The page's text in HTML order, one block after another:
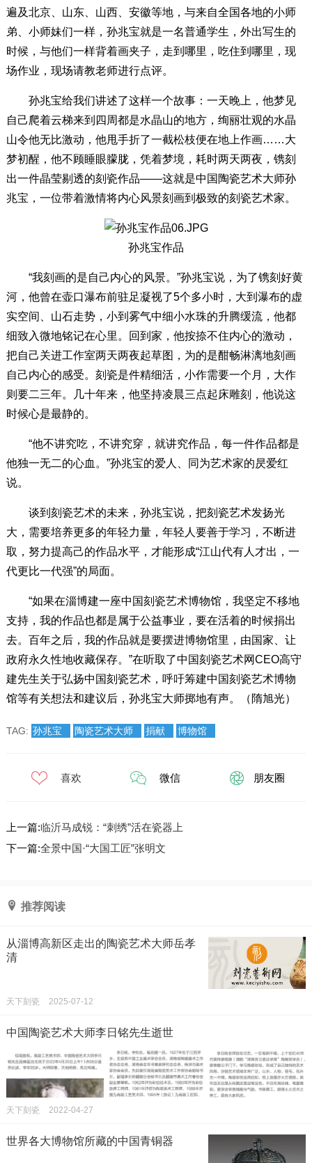
遍及北京、山东、山西、安徽等地，与来自全国各地的小师
弟、小师妹们一样，孙兆宝就是一名普通学生，外出写生的
时候，与他们一样背着画夹子，走到哪里，吃住到哪里，现
场作业，现场请教老师进行点评。
孙兆宝给我们讲述了这样一个故事：一天晚上，他梦见
自己爬着云梯来到四周都是水晶山的地方，绚丽壮观的水晶
山令他无比激动，他甩手折了一截松枝便在地上作画……大
梦初醒，他不顾睡眼朦胧，凭着梦境，耗时两天两夜，镌刻
出一件晶莹剔透的刻瓷作品——这就是中国陶瓷艺术大师孙
兆宝，一位带着激情将内心风景刻画到极致的刻瓷艺术家。
孙兆宝作品
“我刻画的是自己内心的风景。”孙兆宝说，为了镌刻好黄
河，他曾在壶口瀑布前驻足凝视了5个多小时，大到瀑布的虚
实空间、山石走势，小到雾气中细小水珠的升腾缓流，他都
细致入微地铭记在心里。回到家，他按捺不住内心的激动，
把自己关进工作室两天两夜起草图，为的是酣畅淋漓地刻画
自己内心的感受。刻瓷是件精细活，小作需要一个月，大作
则要二三年。几十年来，他坚持凌晨三点起床雕刻，他说这
时候心是最静的。
“他不讲究吃，不讲究穿，就讲究作品，每一件作品都是
他独一无二的心血。”孙兆宝的爱人、同为艺术家的昃爱红
说。
谈到刻瓷艺术的未来，孙兆宝说，把刻瓷艺术发扬光
大，需要培养更多的年轻力量，年轻人要善于学习，不断进
取，努力提高己的作品水平，才能形成“江山代有人才出，一
代更比一代强”的局面。
“如果在淄博建一座中国刻瓷艺术博物馆，我坚定不移地
支持，我的作品也都是属于公益事业，要在活着的时候捐出
去。百年之后，我的作品就是要摆进博物馆里，由国家、让
政府永久性地收藏保存。”在听取了中国刻瓷艺术网CEO高守
建先生关于弘扬中国刻瓷艺术，呼吁筹建中国刻瓷艺术博物
馆等有关想法和建议后，孙兆宝大师掷地有声。（隋旭光）
TAG: 孙兆宝 陶瓷艺术大师 捐献 博物馆
喜欢 微信 朋友圈
上一篇:临沂马成锐：“刺绣”活在瓷器上
下一篇:全景中国·“大国工匠”张明文
推荐阅读
从淄博高新区走出的陶瓷艺术大师岳孝
清
天下刻瓷 2025-07-12
中国陶瓷艺术大师李日铭先生逝世
天下刻瓷 2022-04-27
世界各大博物馆所藏的中国青铜器